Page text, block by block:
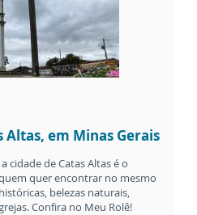
em Minas Gerais
cidade de Catas Altas é o
quer encontrar no mesmo
belezas naturais,
Confira no Meu Rolê!